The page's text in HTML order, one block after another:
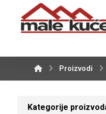
Proizvodi
Kategorije